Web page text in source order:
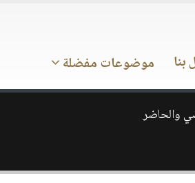
موضوعات مفضلة
والحاضر